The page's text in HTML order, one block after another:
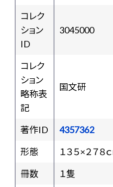
コレク
ション
ID
3045000
コレク
ション
略称表
記
国文研
著作ID
4357362
形態
１３５×２７８
冊数
１隻